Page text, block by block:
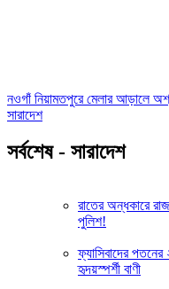
নওগাঁ নিয়ামতপুরে মেলার আড়ালে
সারাদেশ
সর্বশেষ - সারাদেশ
রাতের অন্ধকারে
পুলিশ!
ফ্যাসিবাদের
হৃদয়স্পর্শী বাণী